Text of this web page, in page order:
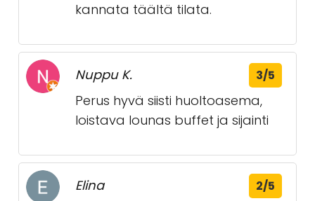
kannata täältä tilata.
Nuppu K. 3/5
Perus hyvä siisti huoltoasema,
loistava lounas buffet ja sijainti
Elina 2/5